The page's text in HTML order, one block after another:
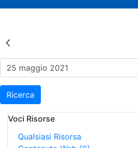
Risultati della
Ricerca
Voci Risorse
Qualsiasi Risorsa